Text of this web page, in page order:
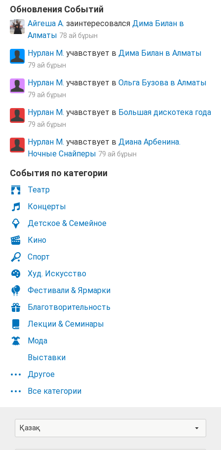
Обновления Cобытий
Айгеша А. заинтересовался Дима Билан в
Алматы 78 ай бұрын
Нурлан М. учавствует в Дима Билан в Алматы
79 ай бұрын
Нурлан М. учавствует в Ольга Бузова в Алматы
79 ай бұрын
Нурлан М. учавствует в Большая дискотека года
79 ай бұрын
Нурлан М. учавствует в Диана Арбенина.
Ночные Снайперы 79 ай бұрын
Cобытия по категории
Театр
Концерты
Детское & Семейное
Кино
Спорт
Худ. Искусство
Фестивали & Ярмарки
Благотворительность
Лекции & Семинары
Мода
Выставки
Другое
Все категории
Қазақ